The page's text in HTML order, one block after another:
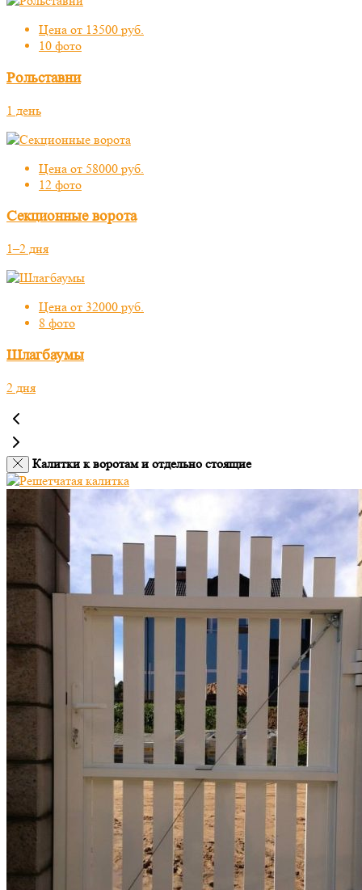
Цена от 13500 руб.
10 фото
Рольставни
1 день
Цена от 58000 руб.
12 фото
Секционные ворота
1–2 дня
Цена от 32000 руб.
8 фото
Шлагбаумы
2 дня
Калитки к воротам и отдельно стоящие